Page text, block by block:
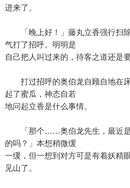
进来了。
「晚上好！」藤丸立香强行扫除
气打了招呼。明明是
自己把人叫过来的，待客之道还是要
打过招呼的奥伯龙自顾自地在床
起了蜜瓜，神态自若
地问起立香是什么事情。
「那个……奥伯龙先生，最近是
的吗？」本想稍微缓
一缓，但一想到对方可是有着妖精
见山了。